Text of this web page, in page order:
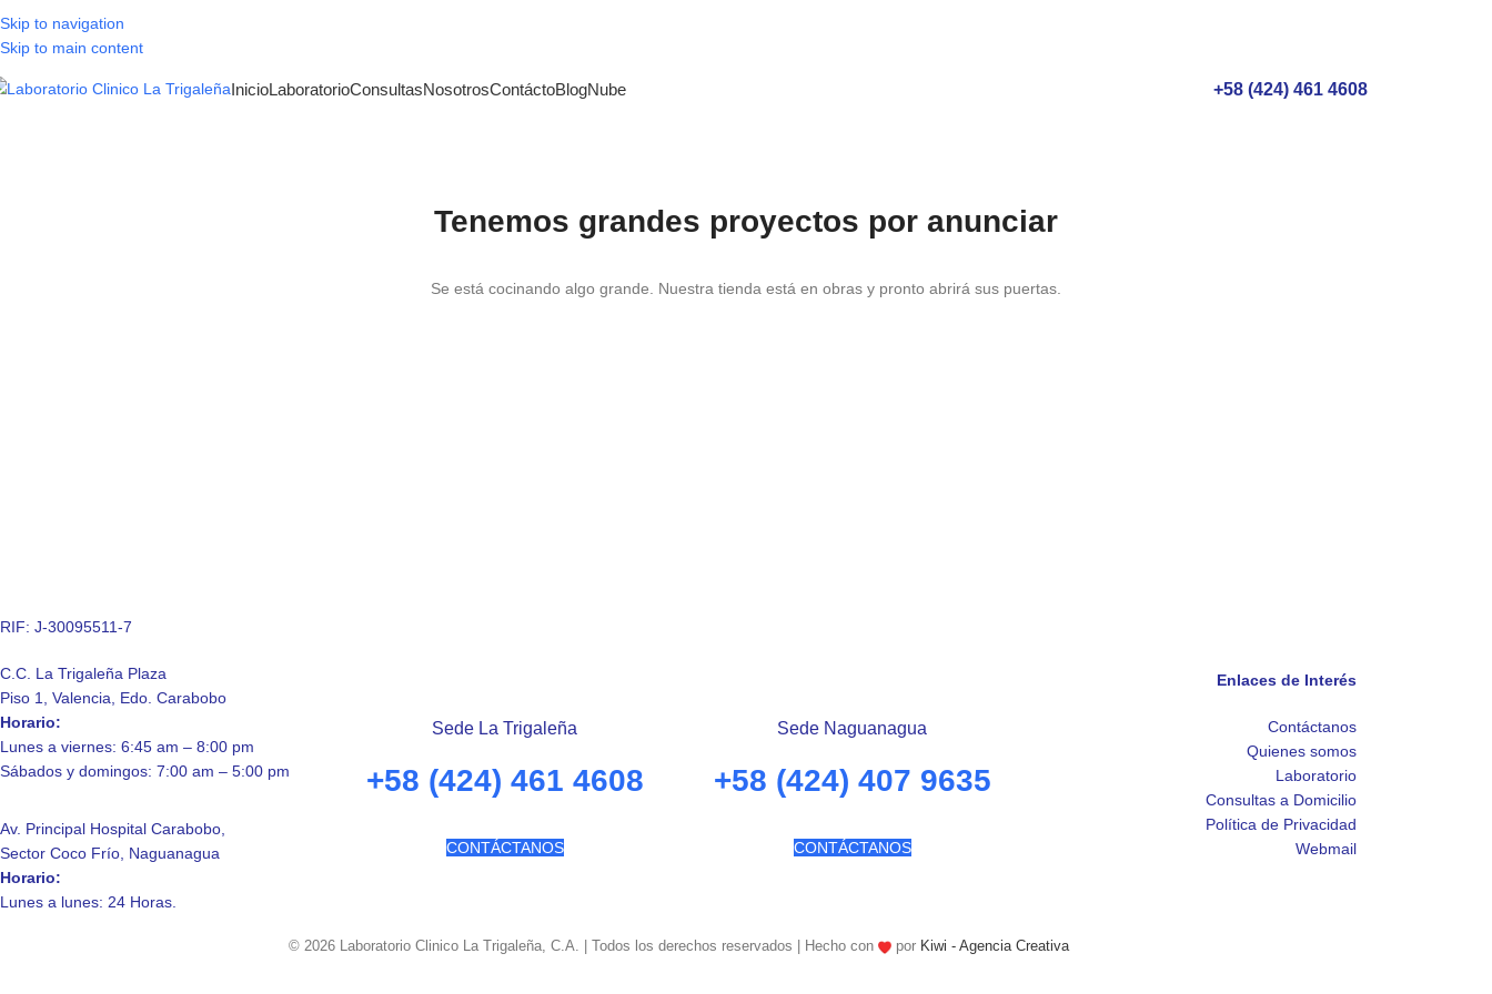
Skip to navigation
Skip to main content
InicioLaboratorioConsultasNosotrosContáctoBlogNube +58 (424) 461 4608
Tenemos grandes proyectos por anunciar
Se está cocinando algo grande. Nuestra tienda está en obras y pronto abrirá sus puertas.
RIF: J-30095511-7
C.C. La Trigaleña Plaza
Piso 1, Valencia, Edo. Carabobo
Horario:
Lunes a viernes: 6:45 am – 8:00 pm
Sábados y domingos: 7:00 am – 5:00 pm
Av. Principal Hospital Carabobo,
Sector Coco Frío, Naguanagua
Horario:
Lunes a lunes: 24 Horas.
Sede La Trigaleña
+58 (424) 461 4608
CONTÁCTANOS
Sede Naguanagua
+58 (424) 407 9635
CONTÁCTANOS
Enlaces de Interés
Contáctanos
Quienes somos
Laboratorio
Consultas a Domicilio
Política de Privacidad
Webmail
© 2026 Laboratorio Clinico La Trigaleña, C.A. | Todos los derechos reservados | Hecho con por Kiwi - Agencia Creativa